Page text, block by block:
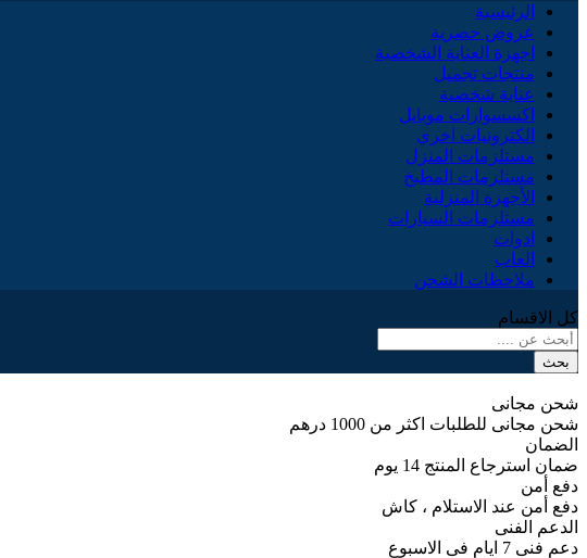
الرئيسية
عروض حصرية
اجهزة العناية الشخصية
منتجات تجميل
عناية شخصية
اكسسوارات موبايل
الكترونيات اخري
مستلزمات المنزل
مستلزمات المطبخ
الأجهزة المنزلية
مستلزمات السيارات
ادوات
العاب
ملاحظات الشحن
كل الاقسام
بحث
شحن مجانى
شحن مجانى للطلبات اكثر من 1000 درهم
الضمان
ضمان استرجاع المنتج 14 يوم
دفع أمن
دفع أمن عند الاستلام ، كاش
الدعم الفنى
دعم فنى 7 ايام فى الاسبوع